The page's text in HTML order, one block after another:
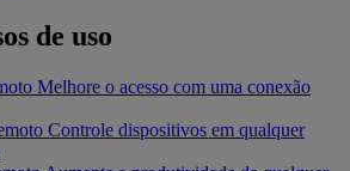
de uso
Melhore o acesso com uma conexão
Controle dispositivos em qualquer